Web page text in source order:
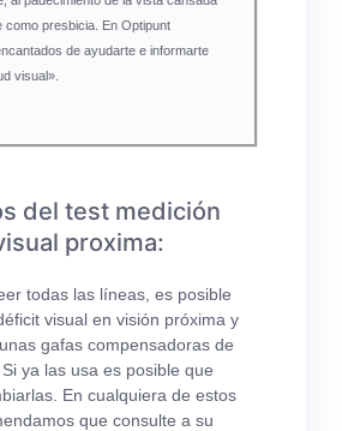
como presbicia. En Optipunt
de ayudarte e informarte
visual».
del test medición
proxima:
todas las líneas, es posible
visual en visión próxima y
gafas compensadoras de
ya las usa es posible que
En cualquiera de estos
que consulte a su